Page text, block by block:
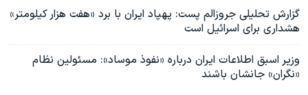
گزارش تحلیلی جروزالم پست: پهپاد ایران با برد «هفت هزار کیلومتر»
هشداری برای اسرائیل است
وزیر اسبق اطلاعات ایران درباره «نفوذ موساد»: مسئولین نظام
«نگران» جانشان باشند